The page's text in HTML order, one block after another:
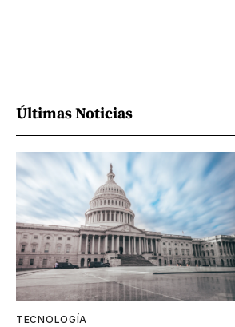
Últimas Noticias
TECNOLOGÍA